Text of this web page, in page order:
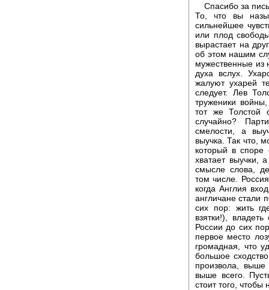
Спасибо за
То, что вы
сильнейшее
или плод
вырастает на
об этом нашим
мужественные из
духа вслух.
жалуют ухарей
следует. Лев
труженики
тот же Толстой
случайно?
смелости, а
выучка. Так что,
который в споре
хватает выучки,
смысле слова,
том числе.
когда Англия
англичане стали
сих пор: жить
взятки!),
России до сих
первое место
громадная, что
большое
произвола,
выше всего.
стоит того, чтобы